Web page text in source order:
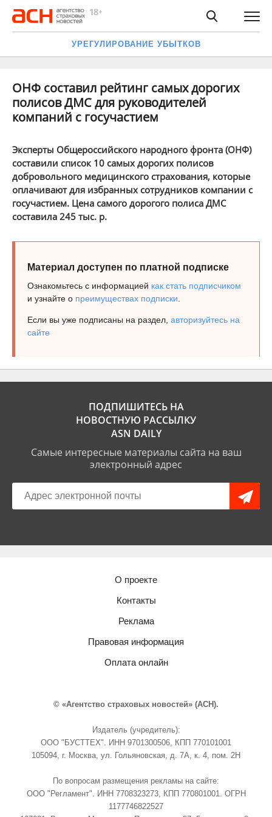
УРЕГУЛИРОВАНИЕ УБЫТКОВ
ОНФ составил рейтинг самых дорогих
полисов ДМС для руководителей
компаний с госучастием
Эксперты Общероссийского народного фронта (ОНФ)
составили список 10 самых дорогих полисов
добровольного медицинского страхования, которые
оплачивают для избранных сотрудников компании с
госучастием. Цена самого дорогого полиса ДМС
составила 245 тыс. р.
Материал доступен по платной подписке
Ознакомьтесь с информацией как стать подписчиком
и узнайте о преимуществах подписки.
Если вы уже подписаны на раздел, авторизуйтесь на
сайте
ПОДПИШИТЕСЬ НА
НОВОСТНУЮ РАССЫЛКУ
ASN DAILY
Самые интересные материалы сайта на ваш
электронный адрес
О проекте
Контакты
Реклама
Правовая информация
Оплата онлайн
© «Агентство страховых новостей» (АСН).
Издатель (учредитель):
ООО "БУСТТЕХ". ИНН 9701300506, КПП 770101001
105094, г. Москва, ул. Гольяновская, д. 7А, к. 4, пом. 2Н
По вопросам размещения рекламы на сайте:
ООО "Регламент". ИНН 7708323273, КПП 770801001. ОГРН
1177746822527